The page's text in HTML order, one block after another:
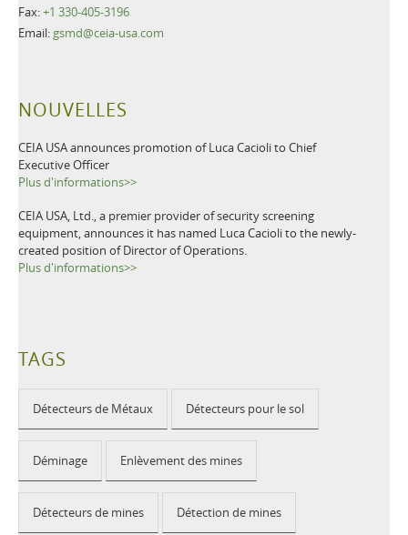
Fax:+1 330-405-3196
Email: gsmd@ceia-usa.com
NOUVELLES
CEIA USA announces promotion of Luca Cacioli to Chief
Executive Officer
Plus d'informations>>
CEIA USA, Ltd., a premier provider of security screening
equipment, announces it has named Luca Cacioli to the newly-
created position of Director of Operations.
Plus d'informations>>
TAGS
Détecteurs de Métaux Détecteurs pour le sol
Déminage Enlèvement des mines
Détecteurs de mines Détection de mines